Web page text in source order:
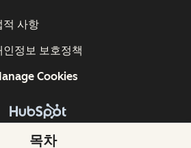
목차
© 2026 HubSpot, Inc.
적 사항
인정보 보호정책
Cookies